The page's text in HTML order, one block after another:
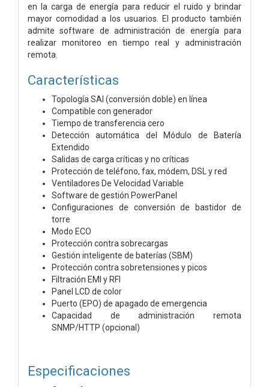
en la carga de energía para reducir el ruido y brindar
mayor comodidad a los usuarios. El producto también
admite software de administración de energía para
realizar monitoreo en tiempo real y administración
remota.
Características
Topología SAI (conversión doble) en línea
Compatible con generador
Tiempo de transferencia cero
Detección automática del Módulo de Batería
Extendido
Salidas de carga críticas y no críticas
Protección de teléfono, fax, módem, DSL y red
Ventiladores De Velocidad Variable
Software de gestión PowerPanel
Configuraciones de conversión de bastidor de
torre
Modo ECO
Protección contra sobrecargas
Gestión inteligente de baterías (SBM)
Protección contra sobretensiones y picos
Filtración EMI y RFI
Panel LCD de color
Puerto (EPO) de apagado de emergencia
Capacidad de administración remota
SNMP/HTTP (opcional)
Especificaciones